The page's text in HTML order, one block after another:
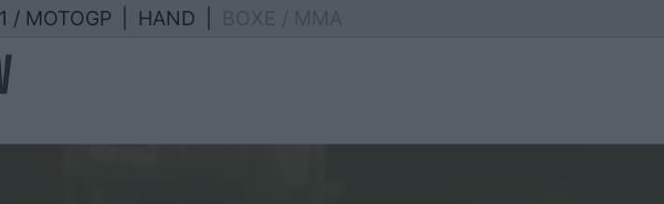
/ MOTOGP HAND